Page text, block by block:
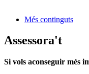
Més continguts
Assessora't
Si vols aconseguir més